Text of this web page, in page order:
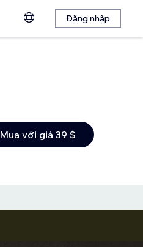
Đăng nhập
Mua với giá 39 $